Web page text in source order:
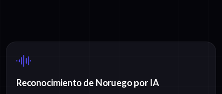
Reconocimiento de Noruego por IA